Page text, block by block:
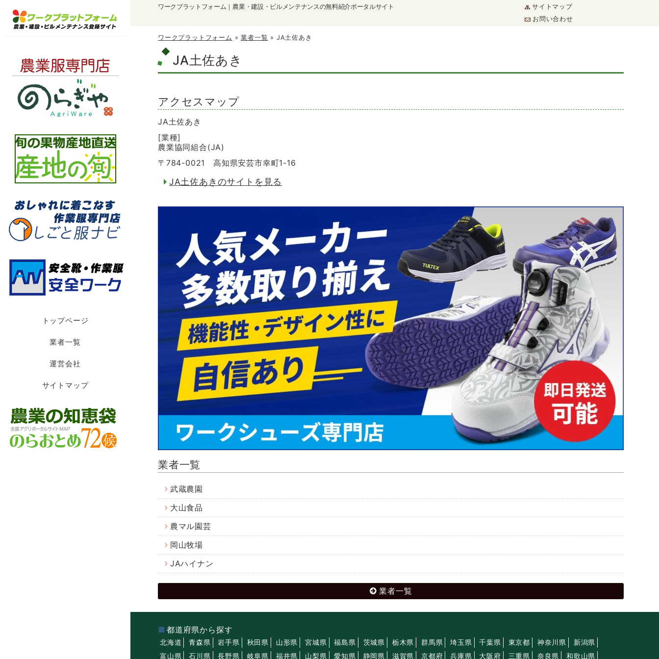
ワークプラットフォーム｜農業・建設・ビルメンテナンスの無料紹介ポータルサイト
サイトマップ
お問い合わせ
トップページ
業者一覧
運営会社
サイトマップ
ワークプラットフォーム »業者一覧 » JA土佐あき
JA土佐あき
アクセスマップ
JA土佐あき
[業種]
農業協同組合(JA)
〒784-0021 高知県安芸市幸町1-16
JA土佐あきのサイトを見る
業者一覧
武蔵農園
大山食品
農マル園芸
岡山牧場
JAハイナン
業者一覧
都道府県から探す
北海道 青森県 岩手県 秋田県 山形県 宮城県 福島県 茨城県 栃木県 群馬県 埼玉県 千葉県 東京都 神奈川県
新潟県
富山県
石川県 長野県 岐阜県 福井県 山梨県 愛知県 静岡県 滋賀県 京都府 兵庫県 大阪府 三重県 奈良県 和歌山県